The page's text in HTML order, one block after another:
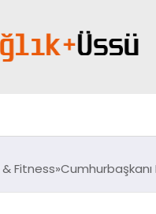
Fitness Cumhurbaşkanı